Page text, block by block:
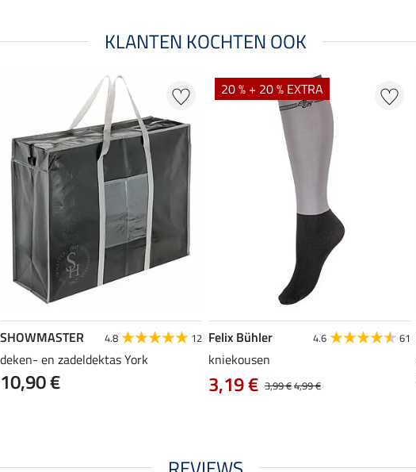
KLANTEN KOCHTEN OOK
SHOWMASTER 4.8 12
deken- en zadeldektas York
10,90 €
20 % + 20 % EXTRA
Felix Bühler 4.6 61
kniekousen
3,99 €4,99 €
3,19 €